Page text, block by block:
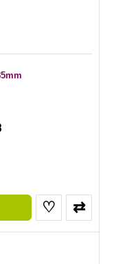
♡ ⇄